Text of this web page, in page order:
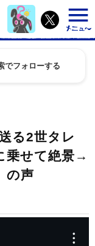
でフォローする
る2世タレ
乗せて絶景→
の声